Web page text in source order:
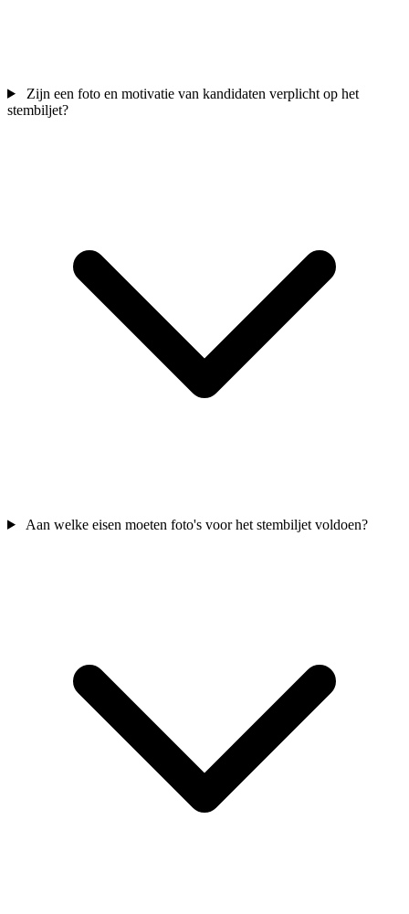
Zijn een foto en motivatie van kandidaten verplicht op het
stembiljet?
Aan welke eisen moeten foto's voor het stembiljet voldoen?